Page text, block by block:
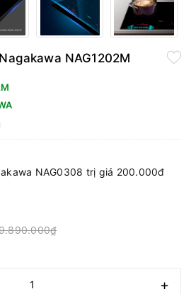
NAG1202M
NAG0308 trị giá 200.000đ
+